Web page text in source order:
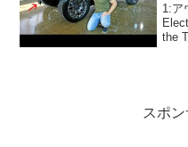
1:ア
the
スポ